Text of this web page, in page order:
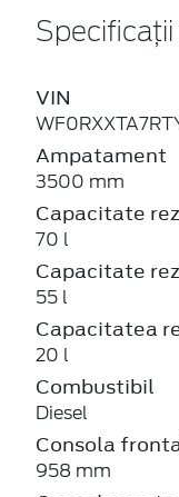
VIN
Ampatament
3500 mm
Capacitate
70 l
Capacitate
55 l
Capacitatea
20 l
Combustibil
Diesel
Consola
958 mm